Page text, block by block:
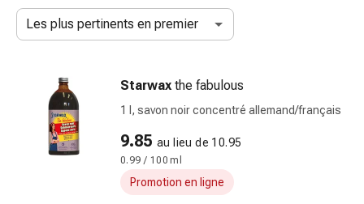
Douche
nasale
Irritation
et
blessure
de
Les plus pertinents en premier
Starwax the fabulous
1 l, savon noir concentré allemand/français
9.85 au lieu de 10.95
0.99 / 100 ml
Promotion en ligne